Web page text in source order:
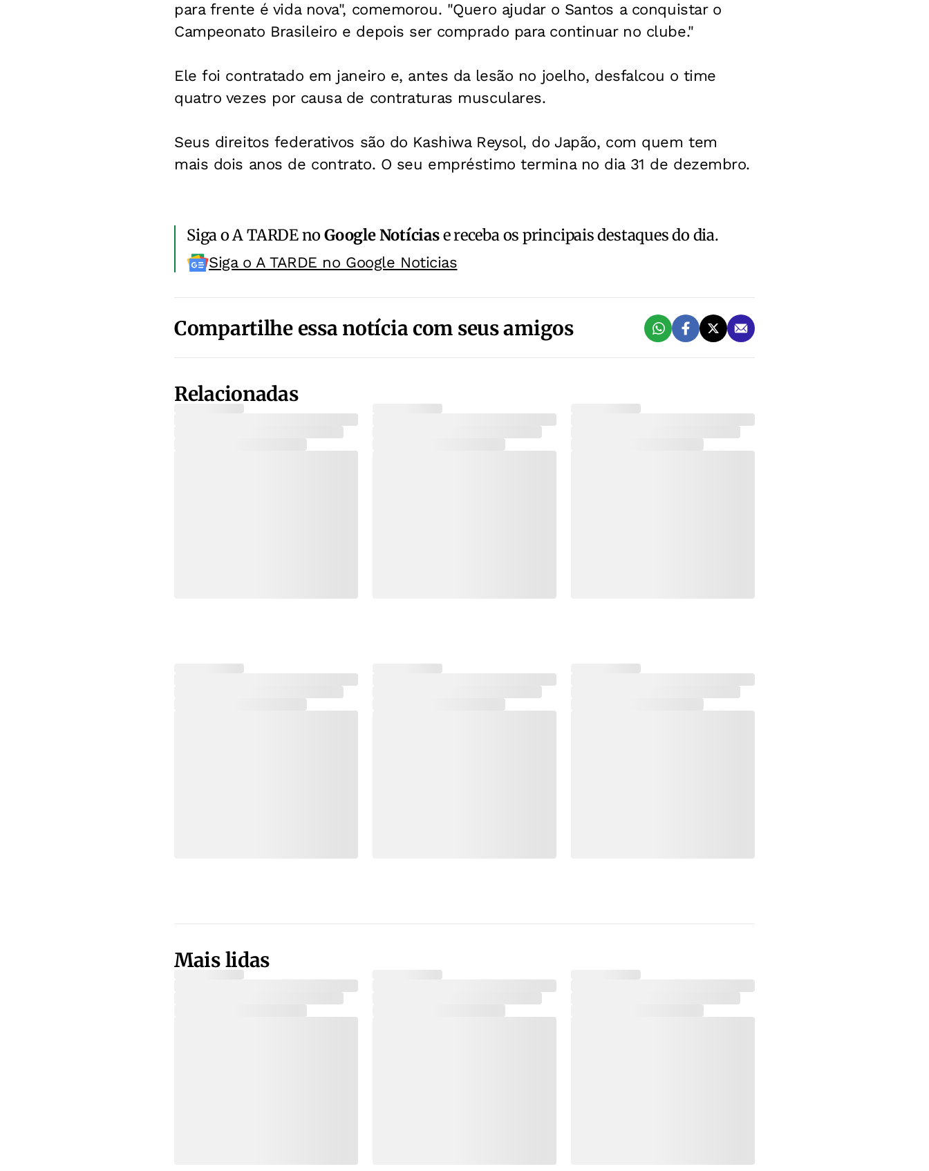
para frente é vida nova", comemorou. "Quero ajudar o Santos a conquistar o
Campeonato Brasileiro e depois ser comprado para continuar no clube."
Ele foi contratado em janeiro e, antes da lesão no joelho, desfalcou o time
quatro vezes por causa de contraturas musculares.
Seus direitos federativos são do Kashiwa Reysol, do Japão, com quem tem
mais dois anos de contrato. O seu empréstimo termina no dia 31 de dezembro.
Siga o A TARDE noGoogle Notíciase receba os principais destaques do dia.
Siga o A TARDE no Google Noticias
Compartilhe essa notícia com seus amigos
Relacionadas
Mais lidas